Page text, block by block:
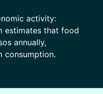
activity:
estimates that food
annually,
consumption.